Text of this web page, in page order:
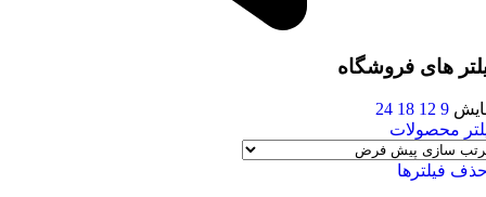
های فروشگاه
9
12
18
24
محصولات
فیلترها